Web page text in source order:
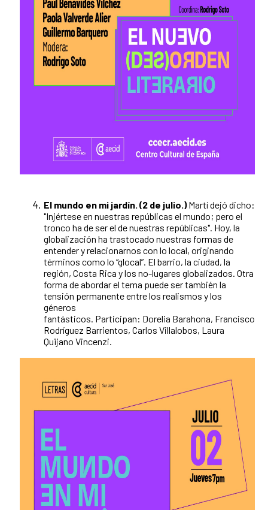
El mundo en mi jardín. (2 de julio.)Martí dejó dicho:
"Injértese en nuestras repúblicas el mundo; pero el
tronco ha de ser el de nuestras repúblicas". Hoy, la
globalización ha trastocado nuestras formas de
entender y relacionarnos con lo local, originando
términos como lo “glocal”. El barrio, la ciudad, la
región, Costa Rica y los no-lugares globalizados. Otra
forma de abordar el tema puede ser también la
tensión permanente entre los realismos y los
géneros
fantásticos. Participan: Dorelia Barahona, Francisco
Rodríguez Barrientos, Carlos Villalobos, Laura
Quijano Vincenzi.